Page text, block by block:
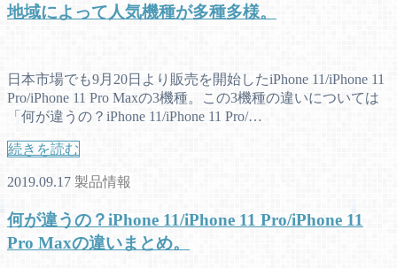
地域によって人気機種が多種多様。
日本市場でも9月20日より販売を開始したiPhone 11/iPhone 11
Pro/iPhone 11 Pro Maxの3機種。この3機種の違いについては
「何が違うの？iPhone 11/iPhone 11 Pro/…
続きを読む
2019.09.17 製品情報
何が違うの？iPhone 11/iPhone 11 Pro/iPhone 11
Pro Maxの違いまとめ。